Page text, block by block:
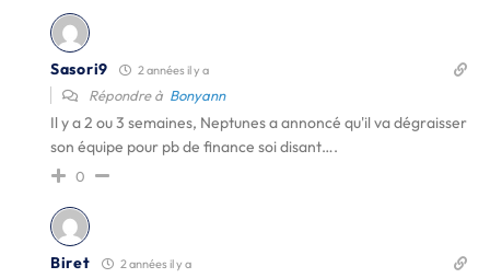
Sasori9 2 années il y a
Répondre à Bonyann
Il y a 2 ou 3 semaines, Neptunes a annoncé qu'il va dégraisser
son équipe pour pb de finance soi disant….
0
Biret 2 années il y a